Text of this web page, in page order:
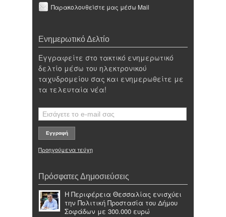
Παρακολουθείστε μας μέσω Mail
Ενημερωτικό Δελτίο
Εγγραφείτε στο τακτικό ενημερωτικό
δελτίο μέσω του ηλεκτρονικού
ταχυδρομείου σας και ενημερωθείτε με
τα τελευταία νέα!
Προηγούμενα τεύχη
Πρόσφατες Δημοσιεύσεις
Η Περιφέρεια Θεσσαλίας ενισχύει
την Πολιτική Προστασία του Δήμου
Σοφάδων με 300.000 ευρώ